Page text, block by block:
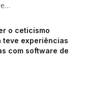
o ceticismo
teve experiências
com software de